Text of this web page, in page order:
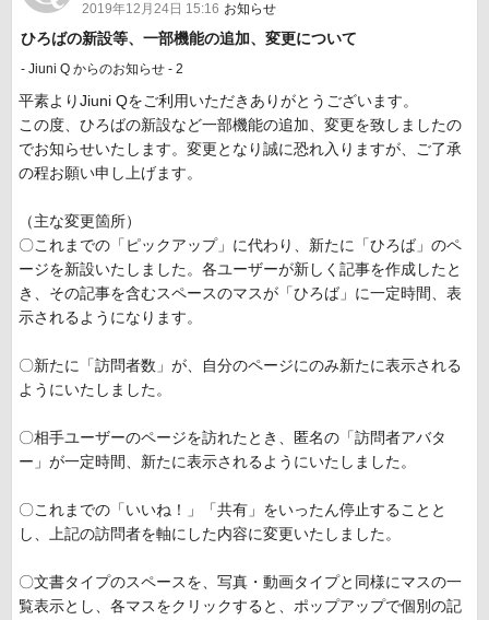
2019年12月24日 15:16 お知らせ
​ひろばの新設等、一部機能の追加、変更について
- Jiuni Q からのお知らせ - 2
平素よりJiuni Qをご利用いただきありがとうございます。
この度、ひろばの新設など一部機能の追加、変更を致しましたの
でお知らせいたします。変更となり誠に恐れ入りますが、ご了承
の程お願い申し上げます。
（主な変更箇所）
〇これまでの「ピックアップ」に代わり、新たに「ひろば」のペ
ージを新設いたしました。各ユーザーが新しく記事を作成したと
き、その記事を含むスペースのマスが「ひろば」に一定時間、表
示されるようになります。
〇新たに「訪問者数」が、自分のページにのみ新たに表示される
ようにいたしました。
〇相手ユーザーのページを訪れたとき、匿名の「訪問者アバタ
ー」が一定時間、新たに表示されるようにいたしました。
〇これまでの「いいね！」「共有」をいったん停止することと
し、上記の訪問者を軸にした内容に変更いたしました。
〇文書タイプのスペースを、写真・動画タイプと同様にマスの一
覧表示とし、各マスをクリックすると、ポップアップで個別の記